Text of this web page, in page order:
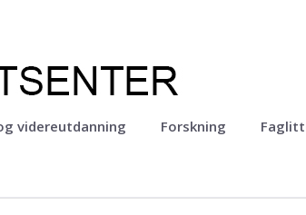
videreutdanning Forskning